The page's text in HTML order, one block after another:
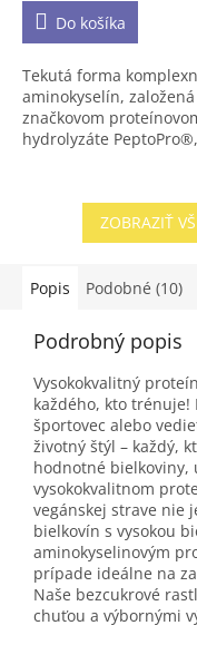
Do košíka
Tekutá forma
aminokyselín,
značkovom
hydrolyzáte PeptoPro®,
určený pre doplnenie
aminokyselín a
tvorbu a ochranu
ZOBRAZIŤ
Popis Podobné (10)
Podrobný popis
Vysokokvalitný
každého, kto
športovec alebo
životný štýl – každý,
hodnotné bielkoviny,
vysokokvalitnom
vegánskej strave nie
bielkovín s vysokou
aminokyselinovým
prípade ideálne na
Naše bezcukrové
chuťou a výbornými